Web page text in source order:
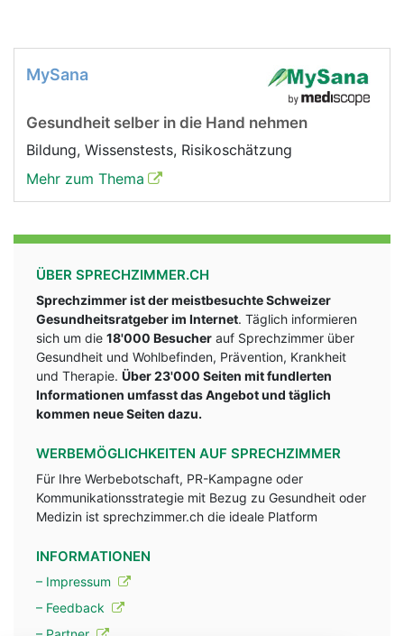
MySana
Gesundheit selber in die Hand nehmen
Bildung, Wissenstests, Risikoschätzung
Mehr zum Thema
ÜBER SPRECHZIMMER.CH
Sprechzimmer ist der meistbesuchte Schweizer
Gesundheitsratgeber im Internet. Täglich informieren
sich um die 18'000 Besucher auf Sprechzimmer über
Gesundheit und Wohlbefinden, Prävention, Krankheit
und Therapie. Über 23'000 Seiten mit fundlerten
Informationen umfasst das Angebot und täglich
kommen neue Seiten dazu.
WERBEMÖGLICHKEITEN AUF SPRECHZIMMER
Für Ihre Werbebotschaft, PR-Kampagne oder
Kommunikationsstrategie mit Bezug zu Gesundheit oder
Medizin ist sprechzimmer.ch die ideale Platform
INFORMATIONEN
– Impressum
– Feedback